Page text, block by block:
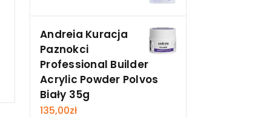
Andreia Kuracja
Paznokci
Professional Builder
Acrylic Powder Polvos
Biały 35g
135,00zł